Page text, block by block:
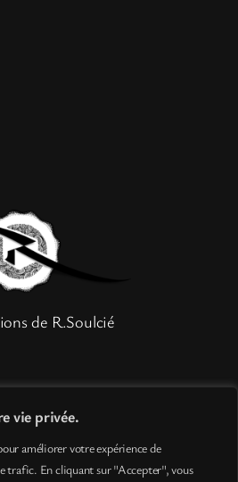
vie privée.
améliorer votre expérience de
trafic. En cliquant sur "Accepter", vous
de R.Soulcié
générales de vente